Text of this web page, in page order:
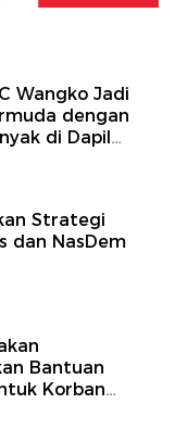
Wangko Jadi
dengan
di Dapil
Strategi
dan NasDem
Bantuan
Korban